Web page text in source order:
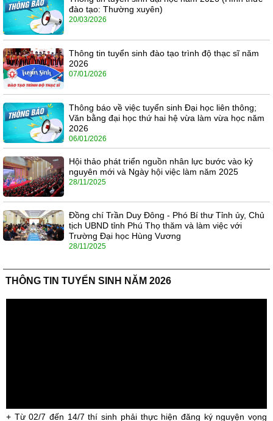
đào tạo: Thường xuyên)
20/03/2026
Thông tin tuyển sinh đào tạo trình độ thạc sĩ năm
2026
07/01/2026
Thông báo về việc tuyển sinh Đại học liên thông;
Văn bằng đại học thứ hai hệ vừa làm vừa học năm
2026
06/01/2026
Hội thảo phát triển nguồn nhân lực bước vào kỷ
nguyên mới và Ngày hội việc làm năm 2025
28/11/2025
Đồng chí Trần Duy Đông - Phó Bí thư Tỉnh ủy, Chủ
tịch UBND tỉnh Phú Thọ thăm và làm việc với
Trường Đại học Hùng Vương
28/11/2025
THÔNG TIN TUYỂN SINH NĂM 2026
+ Từ 02/7 đến 14/7 thí sinh phải thực hiện đăng ký nguyện vọng